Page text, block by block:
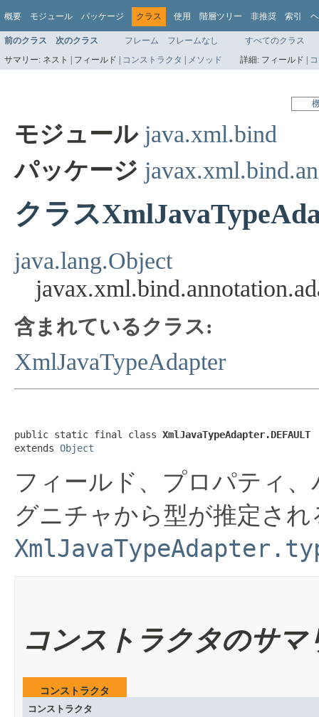
概要 モジュール パッケージ クラス 使用 階層ツリー 非推奨 索引
前のクラス 次のクラス フレーム フレームなし
すべてのクラス
サマリー: ネスト | フィールド | コンストラクタ | メソッド 詳細: フィールド |
モジュール java.xml.bind
パッケージ
クラス
java.lang.Object
含まれているクラス:
XmlJavaTypeAdapter
public static final class XmlJavaTypeAdapter.DEFAULT
extends Object
フィールド、プロパティ
グニチャから型が推定さ
コンストラクタのサマ
コンストラクタ
コンストラクタ